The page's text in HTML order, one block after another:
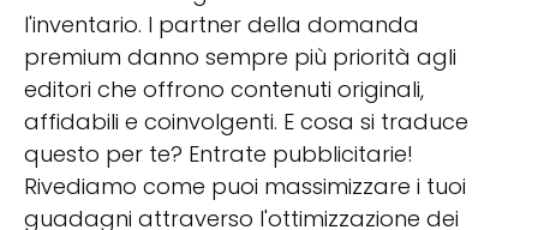
l'inventario. I partner della domanda
premium danno sempre più priorità agli
editori che offrono contenuti originali,
affidabili e coinvolgenti. E cosa si traduce
questo per te? Entrate pubblicitarie!
Rivediamo come puoi massimizzare i tuoi
guadagni attraverso l'ottimizzazione dei